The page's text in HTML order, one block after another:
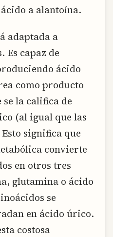
a alantoína.
adaptada a
Es capaz de
ácido
como producto
la califica de
(al igual que las
significa que
convierte
en otros tres
glutamina o ácido
se
en ácido úrico.
costosa